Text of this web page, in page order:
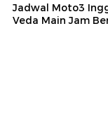
Jadwal Moto3
Veda Main Jam